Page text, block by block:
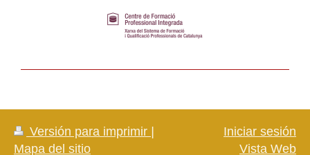
Versión para imprimir |
Mapa del sitio
Iniciar sesión
Vista Web